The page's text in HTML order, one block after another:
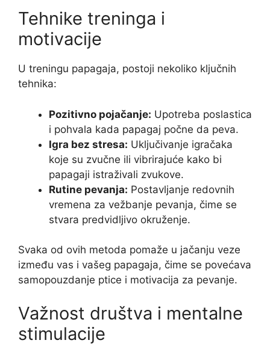
Tehnike treninga i
motivacije
U treningu papagaja, postoji nekoliko ključnih
tehnika:
Pozitivno pojačanje: Upotreba poslastica
i pohvala kada papagaj počne da peva.
Igra bez stresa: Uključivanje igračaka
koje su zvučne ili vibrirajuće kako bi
papagaji istraživali zvukove.
Rutine pevanja: Postavljanje redovnih
vremena za vežbanje pevanja, čime se
stvara predvidljivo okruženje.
Svaka od ovih metoda pomaže u jačanju veze
između vas i vašeg papagaja, čime se povećava
samopouzdanje ptice i motivacija za pevanje.
Važnost društva i mentalne
stimulacije